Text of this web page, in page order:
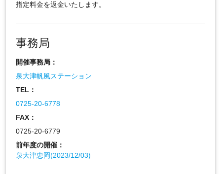
指定料金を返金いたします。
事務局
開催事務局：
泉大津帆風ステーション
TEL：
0725-20-6778
FAX：
0725-20-6779
前年度の開催：
泉大津忠岡(2023/12/03)